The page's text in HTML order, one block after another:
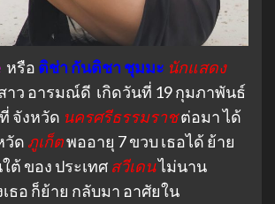
หรือ ติช่า กันติชา ชุมมะ นักแสดง
าว อารมณ์ดี เกิดวันที่ 19 กุมภาพันธ์
จังหวัด นครศรีธรรมราช​ต่อมา ได้
วัด ภูเก็ตพออายุ 7 ขวบ เธอได้ ย้าย
ต้ ของ ประเทศ สวีเดนไม่นาน
ธอ ก็ย้าย กลับมา อาศัยใน